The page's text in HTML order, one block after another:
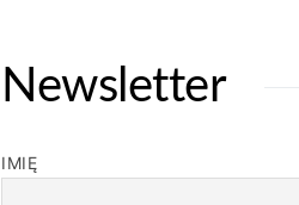
Newsletter
IMIĘ